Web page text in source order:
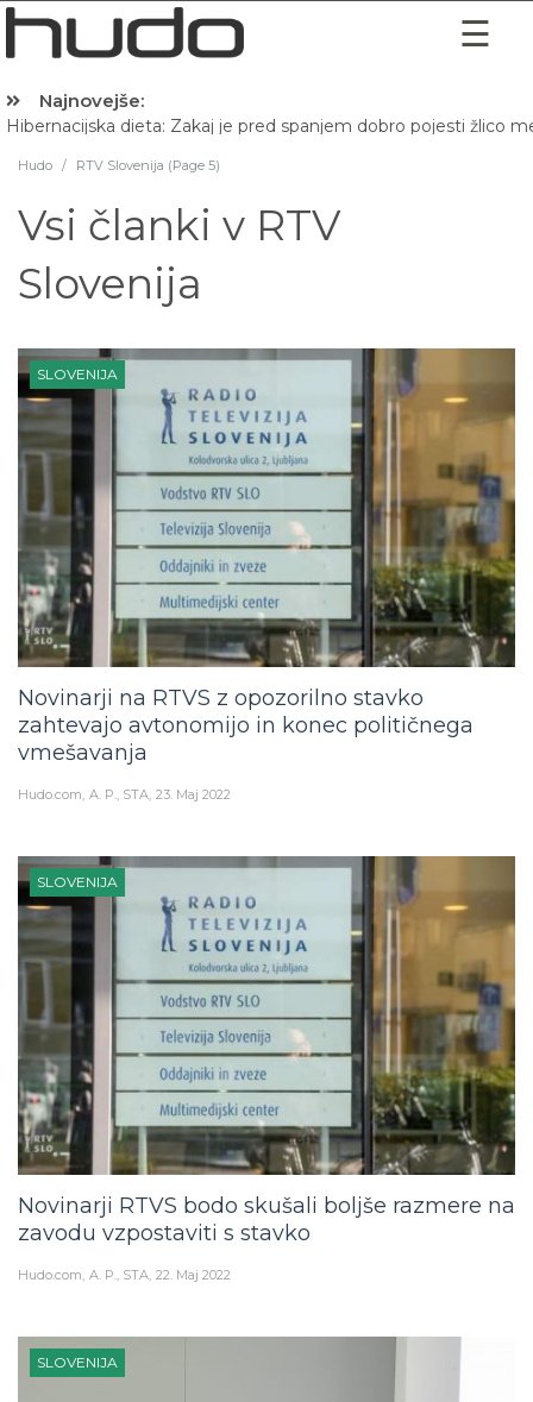
Najnovejše:
Hibernacijska dieta: Zakaj je pred spanjem dobro pojesti žlico
Hudo / RTV Slovenija (Page 5)
Vsi članki v RTV
Slovenija
SLOVENIJA
Novinarji na RTVS z opozorilno stavko
zahtevajo avtonomijo in konec političnega
vmešavanja
Hudo.com A. P., STA 23. Maj 2022
SLOVENIJA
Novinarji RTVS bodo skušali boljše razmere na
zavodu vzpostaviti s stavko
Hudo.com A. P., STA 22. Maj 2022
SLOVENIJA